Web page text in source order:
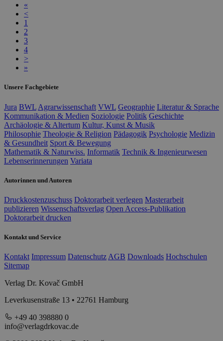
«
<
1
2
3
4
>
»
Unsere Fachgebiete
Jura BWL Agrarwissenschaft VWL Geographie Literatur & Sprache
Kommunikation & Medien Soziologie Politik Geschichte
Archäologie & Altertum Kultur, Kunst & Musik
Philosophie Theologie & Religion Pädagogik Psychologie Medizin
& Gesundheit Sport & Bewegung
Mathematik & Naturwiss. Informatik Technik & Ingenieurwesen
Lebenserinnerungen Variata
Autorinnen und Autoren
Druckkostenzuschuss Doktorarbeit verlegen Masterarbeit
publizieren Wissenschaftsverlag Open Access-Publikation
Doktorarbeit drucken
Kontakt und Service
Kontakt Impressum Datenschutz AGB Downloads Hochschulen
Sitemap
Verlag Dr. Kovač GmbH
Leverkusenstraße 13 • 22761 Hamburg
+49 40 398880 0
info@verlagdrkovac.de